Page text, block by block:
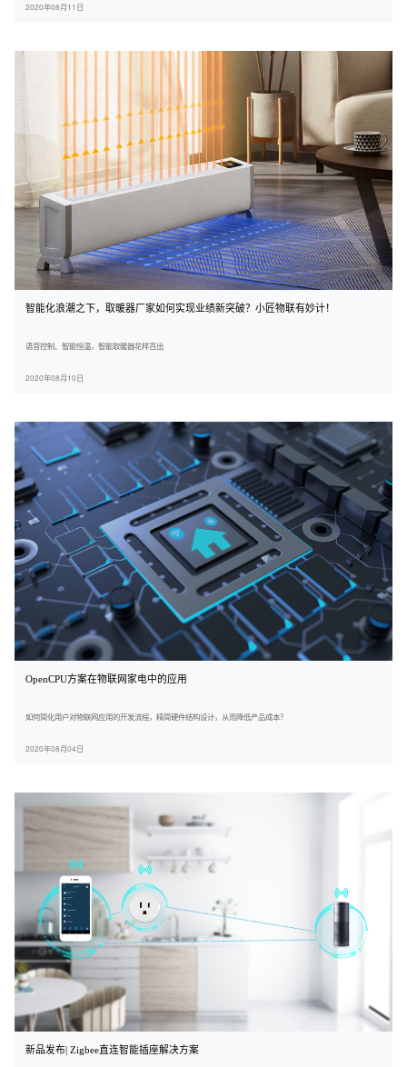
2020年08月11日
智能化浪潮之下，取暖器厂家如何实现业绩新突破？小匠物联有妙计！
语音控制、智能恒温，智能取暖器花样百出
2020年08月10日
OpenCPU方案在物联网家电中的应用
如何简化用户对物联网应用的开发流程，精简硬件结构设计，从而降低产品成本？
2020年08月04日
新品发布| Zigbee直连智能插座解决方案